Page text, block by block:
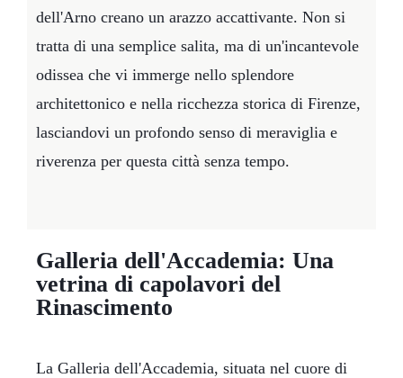
dell'Arno creano un arazzo accattivante. Non si
tratta di una semplice salita, ma di un'incantevole
odissea che vi immerge nello splendore
architettonico e nella ricchezza storica di Firenze,
lasciandovi un profondo senso di meraviglia e
riverenza per questa città senza tempo.
Galleria dell'Accademia: Una
vetrina di capolavori del
Rinascimento
La Galleria dell'Accademia, situata nel cuore di